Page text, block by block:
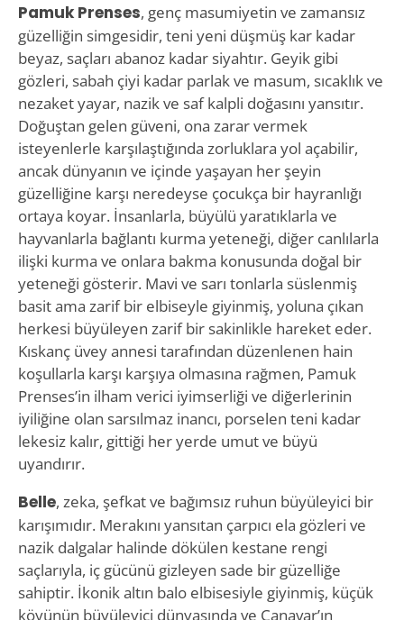
Pamuk Prenses, genç masumiyetin ve zamansız
güzelliğin simgesidir, teni yeni düşmüş kar kadar
beyaz, saçları abanoz kadar siyahtır. Geyik gibi
gözleri, sabah çiyi kadar parlak ve masum, sıcaklık ve
nezaket yayar, nazik ve saf kalpli doğasını yansıtır.
Doğuştan gelen güveni, ona zarar vermek
isteyenlerle karşılaştığında zorluklara yol açabilir,
ancak dünyanın ve içinde yaşayan her şeyin
güzelliğine karşı neredeyse çocukça bir hayranlığı
ortaya koyar. İnsanlarla, büyülü yaratıklarla ve
hayvanlarla bağlantı kurma yeteneği, diğer canlılarla
ilişki kurma ve onlara bakma konusunda doğal bir
yeteneği gösterir. Mavi ve sarı tonlarla süslenmiş
basit ama zarif bir elbiseyle giyinmiş, yoluna çıkan
herkesi büyüleyen zarif bir sakinlikle hareket eder.
Kıskanç üvey annesi tarafından düzenlenen hain
koşullarla karşı karşıya olmasına rağmen, Pamuk
Prenses’in ilham verici iyimserliği ve diğerlerinin
iyiliğine olan sarsılmaz inancı, porselen teni kadar
lekesiz kalır, gittiği her yerde umut ve büyü
uyandırır.
Belle, zeka, şefkat ve bağımsız ruhun büyüleyici bir
karışımıdır. Merakını yansıtan çarpıcı ela gözleri ve
nazik dalgalar halinde dökülen kestane rengi
saçlarıyla, iç gücünü gizleyen sade bir güzelliğe
sahiptir. İkonik altın balo elbisesiyle giyinmiş, küçük
köyünün büyüleyici dünyasında ve Canavar’ın